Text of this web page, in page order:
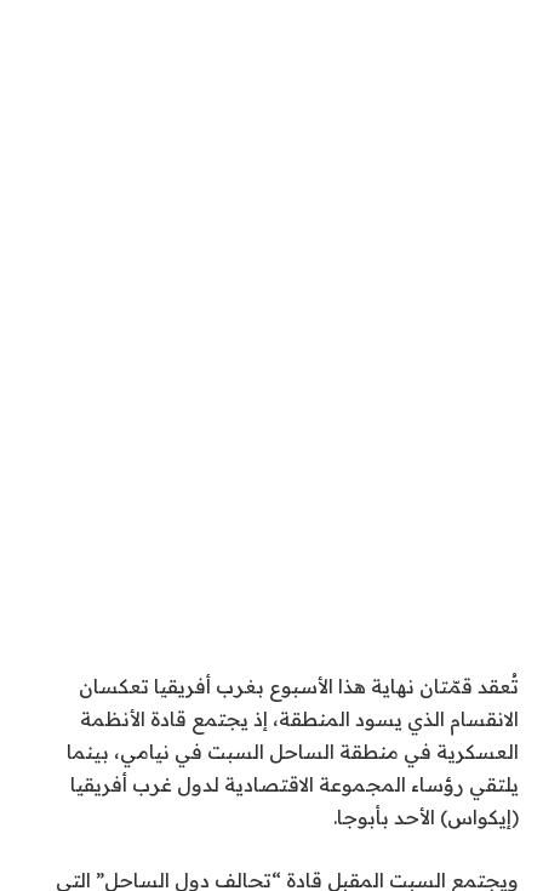
تُعقد قمّتان نهاية هذا الأسبوع بغرب أفريقيا تعكسان
الانقسام الذي يسود المنطقة، إذ يجتمع قادة الأنظمة
العسكرية في منطقة الساحل السبت في نيامي، بينما
يلتقي رؤساء المجموعة الاقتصادية لدول غرب أفريقيا
(إيكواس) الأحد بأبوجا.
ويجتمع السبت المقبل قادة “تحالف دول الساحل” التي